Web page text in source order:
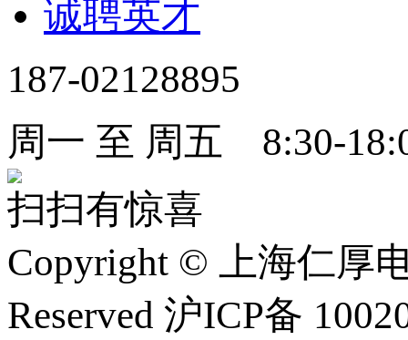
诚聘英才
187-02128895
周一 至 周五 8:30-
扫扫有惊喜
Copyright © 上海仁厚
Reserved 沪ICP备